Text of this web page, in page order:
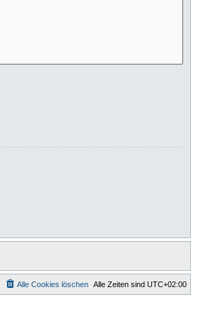
Alle Zeiten sind UTC+02:00
Alle Cookies löschen